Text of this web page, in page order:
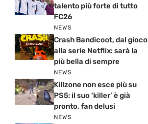
talento più forte di tutto
FC26
NEWS
Crash Bandicoot, dal gioco
alla serie Netflix: sarà la
più bella di sempre
NEWS
Killzone non esce più su
PS5: il suo ‘killer’ è già
pronto, fan delusi
NEWS